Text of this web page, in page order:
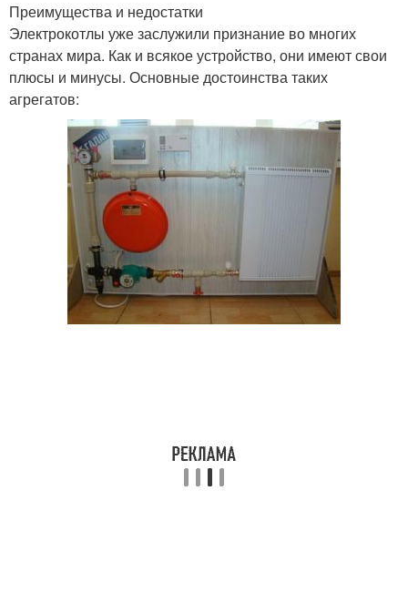
Преимущества и недостатки
Электрокотлы уже заслужили признание во многих
странах мира. Как и всякое устройство, они имеют свои
плюсы и минусы. Основные достоинства таких
агрегатов: